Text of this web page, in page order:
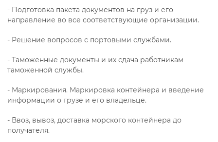
- Подготовка пакета документов на груз и его
направление во все соответствующие организации.
- Решение вопросов с портовыми службами.
- Таможенные документы и их сдача работникам
таможенной службы.
- Маркирования. Маркировка контейнера и введение
информации о грузе и его владельце.
- Ввоз, вывоз, доставка морского контейнера до
получателя.